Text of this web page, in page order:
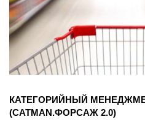
КАТЕГОРИЙНЫЙ
(CATMAN.ФОРСАЖ 2.0)